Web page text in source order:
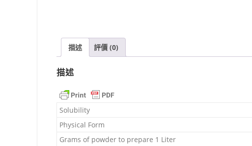
描述 評價 (0)
描述
Solubility
Physical Form
Grams of powder to prepare 1 Liter